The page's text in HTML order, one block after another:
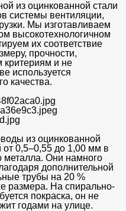
из оцинкованной стали
системы вентиляции,
Мы изготавливаем
высокотехнологичном
их соответствие
прочности,
критериям и не
используется
качества.
из оцинкованной
от 0,5–0,55 до 1,00 мм в
металла. Они намного
дополнительной
трубы на 20 %
размера. На спирально-
покраска, он не
годами на улице.